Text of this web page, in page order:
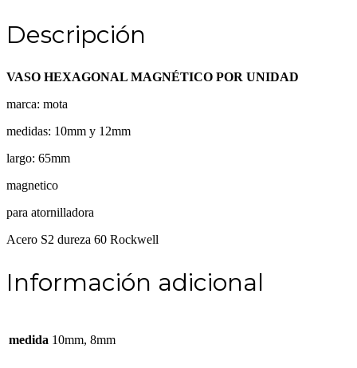
Descripción
VASO HEXAGONAL MAGNÉTICO POR UNIDAD
marca: mota
medidas: 10mm y 12mm
largo: 65mm
magnetico
para atornilladora
Acero S2 dureza 60 Rockwell
Información adicional
medida 10mm, 8mm